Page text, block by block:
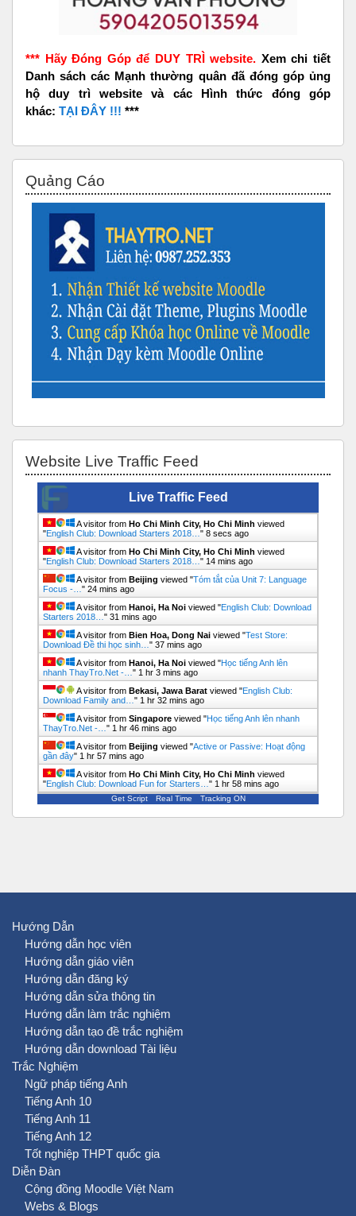
*** Hãy Đóng Góp để DUY TRÌ website. Xem chi tiết
Danh sách các Mạnh thường quân đã đóng góp ủng
hộ duy trì website và các Hình thức đóng góp
khác: TẠI ĐÂY !!! ***
Quảng Cáo
Website Live Traffic Feed
Live Traffic Feed
A visitor from Ho Chi Minh City, Ho Chi Minh viewed
"English Club: Download Starters 2018… " 8 secs ago
A visitor from Ho Chi Minh City, Ho Chi Minh viewed
"English Club: Download Starters 2018… " 14 mins ago
A visitor from Beijing viewed "Tóm tắt của Unit 7: Language
Focus -… " 24 mins ago
A visitor from Hanoi, Ha Noi viewed "English Club: Download
Starters 2018… " 31 mins ago
A visitor from Bien Hoa, Dong Nai viewed "Test Store:
Download Đề thi học sinh… " 37 mins ago
A visitor from Hanoi, Ha Noi viewed "Học tiếng Anh lên
nhanh ThayTro.Net -… " 1 hr 3 mins ago
A visitor from Bekasi, Jawa Barat viewed "English Club:
Download Family and… " 1 hr 32 mins ago
A visitor from Singapore viewed "Học tiếng Anh lên nhanh
ThayTro.Net -… " 1 hr 46 mins ago
A visitor from Beijing viewed "Active or Passive: Hoạt động
gần đây" 1 hr 57 mins ago
A visitor from Ho Chi Minh City, Ho Chi Minh viewed
"English Club: Download Fun for Starters… " 1 hr 58 mins ago
Get Script Real Time Tracking ON
Hướng Dẫn
Hướng dẫn học viên
Hướng dẫn giáo viên
Hướng dẫn đăng ký
Hướng dẫn sửa thông tin
Hướng dẫn làm trắc nghiệm
Hướng dẫn tạo đề trắc nghiệm
Hướng dẫn download Tài liệu
Trắc Nghiệm
Ngữ pháp tiếng Anh
Tiếng Anh 10
Tiếng Anh 11
Tiếng Anh 12
Tốt nghiệp THPT quốc gia
Diễn Đàn
Cộng đồng Moodle Việt Nam
Webs & Blogs